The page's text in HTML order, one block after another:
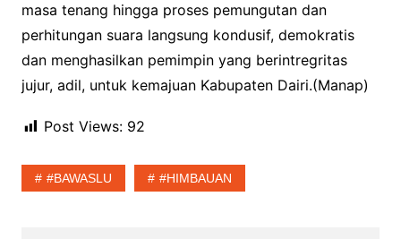
masa tenang hingga proses pemungutan dan
perhitungan suara langsung kondusif, demokratis
dan menghasilkan pemimpin yang berintregritas
jujur, adil, untuk kemajuan Kabupaten Dairi.(Manap)
Post Views: 92
#BAWASLU #HIMBAUAN